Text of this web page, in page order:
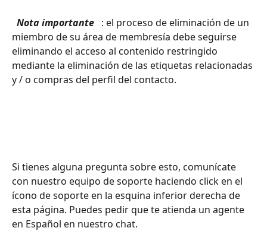
Nota importante : el proceso de eliminación de un
miembro de su área de membresía debe seguirse
eliminando el acceso al contenido restringido
mediante la eliminación de las etiquetas relacionadas
y / o compras del perfil del contacto.
Si tienes alguna pregunta sobre esto, comunícate
con nuestro equipo de soporte haciendo click en el
ícono de soporte en la esquina inferior derecha de
esta página. Puedes pedir que te atienda un agente
en Español en nuestro chat.